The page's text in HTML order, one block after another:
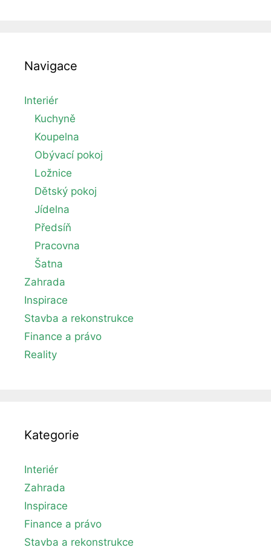
Navigace
Interiér
Kuchyně
Koupelna
Obývací pokoj
Ložnice
Dětský pokoj
Jídelna
Předsíň
Pracovna
Šatna
Zahrada
Inspirace
Stavba a rekonstrukce
Finance a právo
Reality
Kategorie
Interiér
Zahrada
Inspirace
Finance a právo
Stavba a rekonstrukce